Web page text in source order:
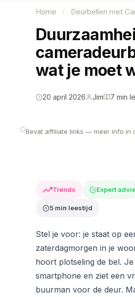
Home / Deurbellen met
wat je moet
20 april 2026 Jim 7 min
Bevat affiliate links — meer info in
Trends Expert
5 min leestijd
Stel je voor: je staat op
zaterdagmorgen in je
hoort plotseling de bel.
smartphone en ziet een
buurman voor de deur.